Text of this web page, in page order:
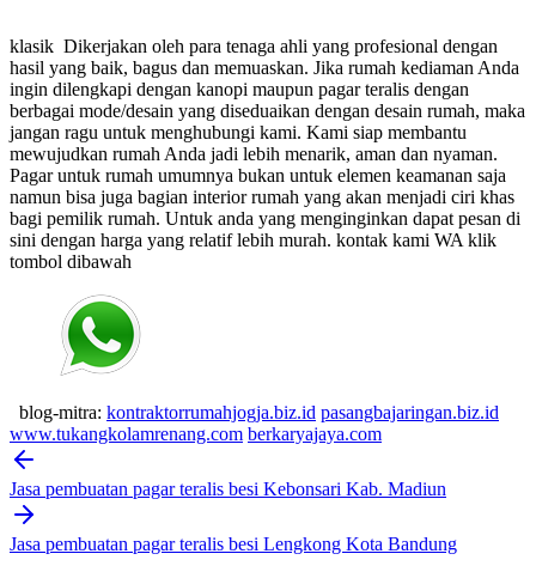
klasik Dikerjakan oleh para tenaga ahli yang profesional dengan
hasil yang baik, bagus dan memuaskan. Jika rumah kediaman Anda
ingin dilengkapi dengan kanopi maupun pagar teralis dengan
berbagai mode/desain yang diseduaikan dengan desain rumah, maka
jangan ragu untuk menghubungi kami. Kami siap membantu
mewujudkan rumah Anda jadi lebih menarik, aman dan nyaman.
Pagar untuk rumah umumnya bukan untuk elemen keamanan saja
namun bisa juga bagian interior rumah yang akan menjadi ciri khas
bagi pemilik rumah. Untuk anda yang menginginkan dapat pesan di
sini dengan harga yang relatif lebih murah. kontak kami WA klik
tombol dibawah
blog-mitra: kontraktorrumahjogja.biz.id pasangbajaringan.biz.id
www.tukangkolamrenang.com berkaryajaya.com
Post
navigation
Jasa pembuatan pagar teralis besi Kebonsari Kab. Madiun
Jasa pembuatan pagar teralis besi Lengkong Kota Bandung